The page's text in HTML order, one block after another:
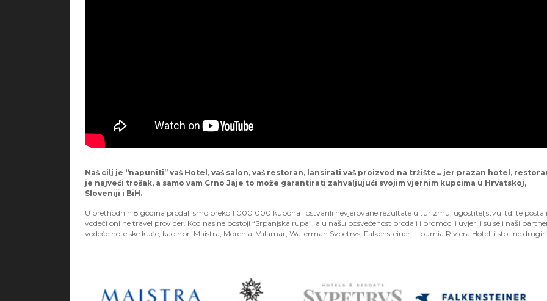
Naš cilj je “napuniti” vaš Hotel, vaš salon, vaš restoran, lansirati vaš proizvod na tržište... jer prazan hotel,
je najveći trošak, a samo vam Crno Jaje to može garantirati zahvaljujući svojim vjernim kupcima u Hrvatskoj,
Sloveniji i BiH.
U prethodnih 8 godina prodali smo preko 1 000 000 kupona i ostvarili nevjerovane rezultate u turizmu, ugostiteljstvu itd. te postali
vodeći online travel provider. Kod nas ne postoji “Srpanjska rupa”, a u našu posvećenost prodaji i promociji uvjerili su se i naši
vodeće hotelske kuće, kao npr. Maistra, Morenia, Valamar, Waterman Svpetrvs, Falkensteiner, Liburnia Riviera Hoteli i stotine